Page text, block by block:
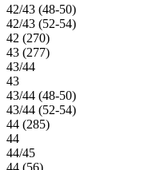
42/43 (48-50)
42/43 (52-54)
42 (270)
43 (277)
43/44
43
43/44 (48-50)
43/44 (52-54)
44 (285)
44
44/45
44 (56)